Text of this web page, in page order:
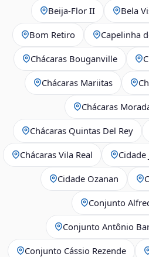
Beija‑Flor II Bela
Bom Retiro Capelinha
Chácaras Bouganville
Chácaras Mariitas
Chácaras
Chácaras Quintas Del Rey
Chácaras Vila Real Cidade
Cidade Ozanan
Conjunto
Conjunto Antônio
Conjunto Cássio Rezende